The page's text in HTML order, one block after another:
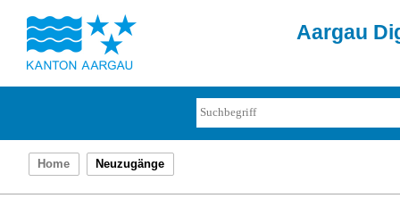
Aargau
Home Neuzugänge